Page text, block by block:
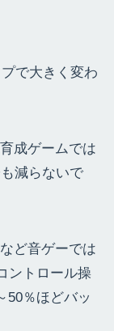
で大きく変わ
成ゲームでは
減らないで
ど音ゲーでは
ントロール操
50％ほどバッ